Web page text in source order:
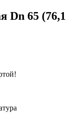
Dn 65 (76,1